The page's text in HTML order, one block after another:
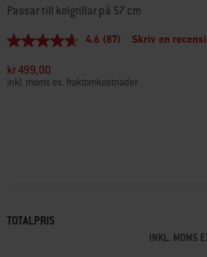
Passar till kolgrillar på 57 cm
4.6
5
stjärnor,
genomsnittligt
4.6 (87) Skriv en
kr 499,00
inkl. moms ex. fraktomkostnader
TOTALPRIS
INKL. MOMS